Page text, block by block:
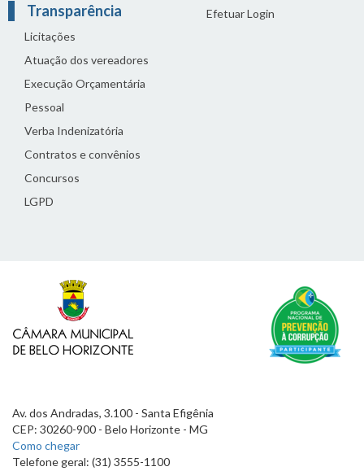
Transparência
Licitações
Atuação dos vereadores
Execução Orçamentária
Pessoal
Verba Indenizatória
Contratos e convênios
Concursos
LGPD
Efetuar Login
Av. dos Andradas, 3.100 - Santa Efigênia
CEP: 30260-900 - Belo Horizonte - MG
Como chegar
Telefone geral: (31) 3555-1100